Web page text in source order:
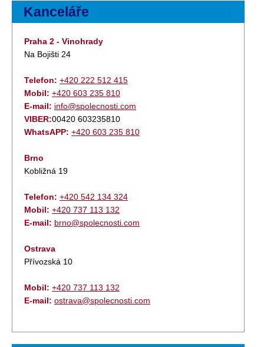
Kanceláře
Praha 2 - Vinohrady
Na Bojišti 24
Telefon: +420 222 512 415
Mobil: +420 603 235 810
E-mail: info@spolecnosti.com
VIBER:00420 603235810
WhatsAPP: +420 603 235 810
Brno
Kobližná 19
Telefon: +420 542 134 324
Mobil: +420 737 113 132
E-mail: brno@spolecnosti.com
Ostrava
Přívozská 10
Mobil: +420 737 113 132
E-mail: ostrava@spolecnosti.com